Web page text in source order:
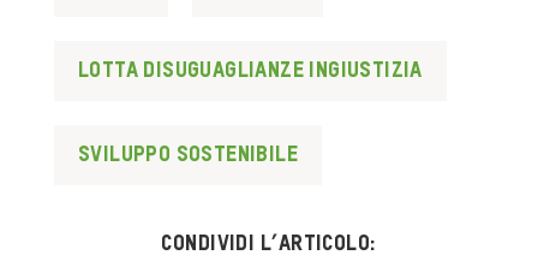
lotta disuguaglianze ingiustizia
sviluppo sostenibile
Condividi l’articolo: